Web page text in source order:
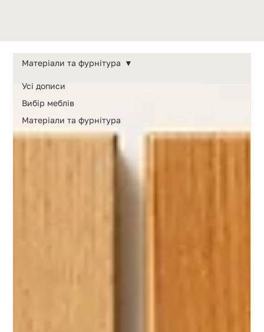
Усі дописи
Вибір меблів
Матеріали та фурнітура
Матеріали та фурнітура